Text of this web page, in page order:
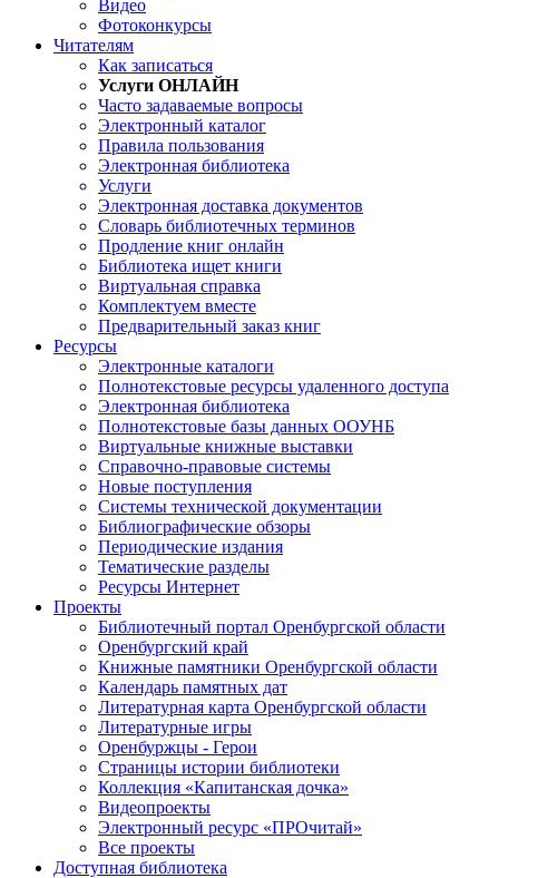
Видео
Фотоконкурсы
Читателям
Как записаться
Услуги ОНЛАЙН
Часто задаваемые вопросы
Электронный каталог
Правила пользования
Электронная библиотека
Услуги
Электронная доставка документов
Словарь библиотечных терминов
Продление книг онлайн
Библиотека ищет книги
Виртуальная справка
Комплектуем вместе
Предварительный заказ книг
Ресурсы
Электронные каталоги
Полнотекстовые ресурсы удаленного доступа
Электронная библиотека
Полнотекстовые базы данных ООУНБ
Виртуальные книжные выставки
Справочно-правовые системы
Новые поступления
Cистемы технической документации
Библиографические обзоры
Периодические издания
Тематические разделы
Ресурсы Интернет
Проекты
Библиотечный портал Оренбургской области
Оренбургский край
Книжные памятники Оренбургской области
Календарь памятных дат
Литературная карта Оренбургской области
Литературные игры
Оренбуржцы - Герои
Страницы истории библиотеки
Коллекция «Капитанская дочка»
Видеопроекты
Электронный ресурс «ПРОчитай»
Все проекты
Доступная библиотека